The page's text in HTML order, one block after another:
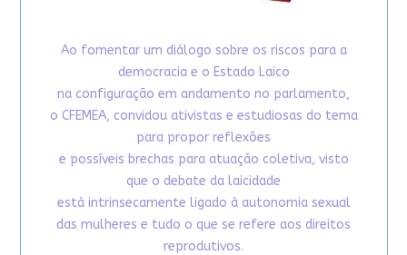
Ao fomentar um diálogo sobre os riscos para a
democracia e o Estado Laico
na configuração em andamento no parlamento,
o CFEMEA, convidou ativistas e estudiosas do tema
para propor reflexões
e possíveis brechas para atuação coletiva, visto
que o debate da laicidade
está intrinsecamente ligado à autonomia sexual
das mulheres e tudo o que se refere aos direitos
reprodutivos.